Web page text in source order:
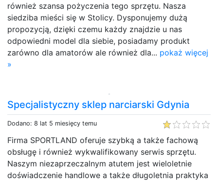
również szansa pożyczenia tego sprzętu. Nasza
siedziba mieści się w Stolicy. Dysponujemy dużą
propozycją, dzięki czemu każdy znajdzie u nas
odpowiedni model dla siebie, posiadamy produkt
zarówno dla amatorów ale również dla... pokaż więcej
»
Specjalistyczny sklep narciarski Gdynia
Dodano: 8 lat 5 miesięcy temu
Firma SPORTLAND oferuje szybką a także fachową
obsługę i również wykwalifikowany serwis sprzętu.
Naszym niezaprzeczalnym atutem jest wieloletnie
doświadczenie handlowe a także długoletnia praktyka